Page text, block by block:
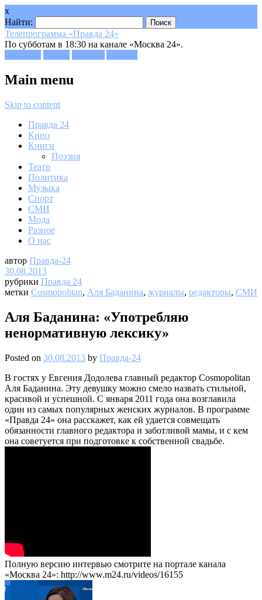
x
Найти:
Телепрограмма «Правда 24»
По субботам в 18:30 на канале «Москва 24».
Main menu
Skip to content
Правда 24
Кино
Книги
Поэзия
Театр
Политика
Музыка
Спорт
СМИ
Мода
Разное
О нас
автор Правда-24
30.08.2013
рубрики Правда 24
метки Cosmopolitan, Аля Баданина, журналы, редакторы, СМИ
Аля Баданина: «Употребляю
ненормативную лексику»
Posted on 30.08.2013 by Правда-24
В гостях у Евгения Додолева главный редактор Cosmopolitan
Аля Баданина. Эту девушку можно смело назвать стильной,
красивой и успешной. С января 2011 года она возглавила
один из самых популярных женских журналов. В программе
«Правда 24» она расскажет, как ей удается совмещать
обязанности главного редактора и заботливой мамы, и с кем
она советуется при подготовке к собственной свадьбе.
Полную версию интервью смотрите на портале канала
«Москва 24»: http://www.m24.ru/videos/16155